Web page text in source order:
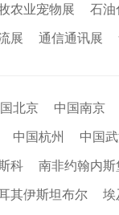
农业宠物展 石油
展 通信通讯展
北京 中国南京
中国杭州 中国
科 南非约翰内斯
其伊斯坦布尔 埃